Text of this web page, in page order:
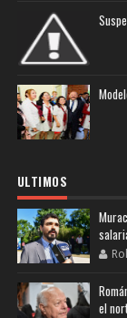
ULTIMOS
el